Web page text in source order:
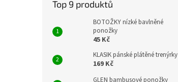
Top 9 produktů
BOTOŽKY nízké bavlněné
ponožky
45 Kč
KLASIK pánské plátěné trenýrky
169 Kč
GLEN bambusové ponožky